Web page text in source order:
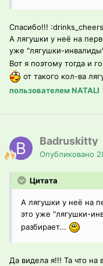
Спасибо!!!
А лягушки у неё на
уже "лягушки-
Вот я поэтому тогда и
от такого кол-ва
пользователем NATALI
Badruskitty
Опубликовано
Цитата
А лягушки у неё на
это уже "лягушки-
разбирает...
Да видела я!!! Та что на